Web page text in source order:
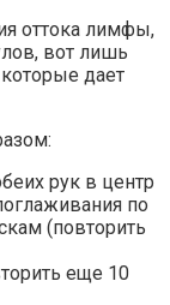
оттока лимфы,
вот лишь
дает
рук в центр
по
(повторить
еще 10